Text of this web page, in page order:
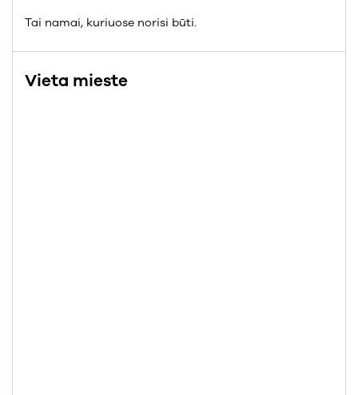
Tai namai, kuriuose norisi būti.
Vieta mieste